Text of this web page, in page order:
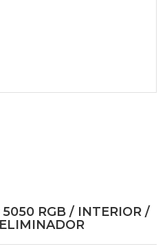
RGB / INTERIOR /